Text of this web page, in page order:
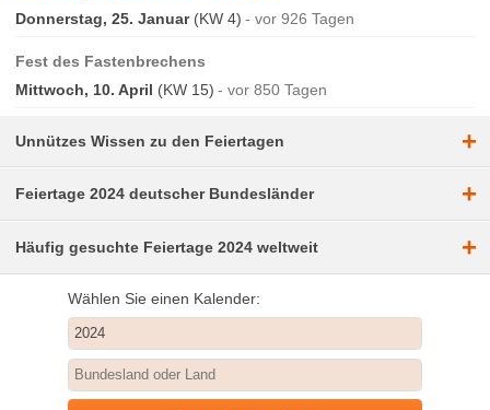
Donnerstag, 25. Januar(KW 4) vor 926 Tagen
Fest des Fastenbrechens
Mittwoch, 10. April (KW 15) vor 850 Tagen
Unnützes Wissen zu den Feiertagen +
Feiertage 2024 deutscher Bundesländer +
Häufig gesuchte Feiertage 2024 weltweit +
Wählen Sie einen Kalender: